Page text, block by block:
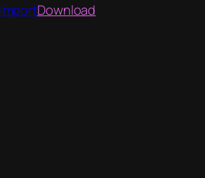
ImportDownload